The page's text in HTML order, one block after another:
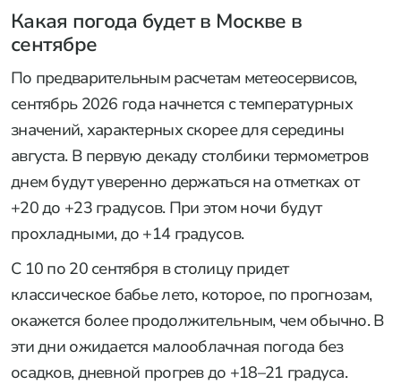
Какая погода будет в Москве в
сентябре
По предварительным расчетам метеосервисов,
сентябрь 2026 года начнется с температурных
значений, характерных скорее для середины
августа. В первую декаду столбики термометров
днем будут уверенно держаться на отметках от
+20 до +23 градусов. При этом ночи будут
прохладными, до +14 градусов.
С 10 по 20 сентября в столицу придет
классическое бабье лето, которое, по прогнозам,
окажется более продолжительным, чем обычно. В
эти дни ожидается малооблачная погода без
осадков, дневной прогрев до +18–21 градуса.